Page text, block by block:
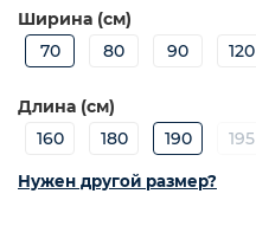
Ширина (см)
70
80 90 120
Длина (см)
160
180 190 195
Нужен другой размер?